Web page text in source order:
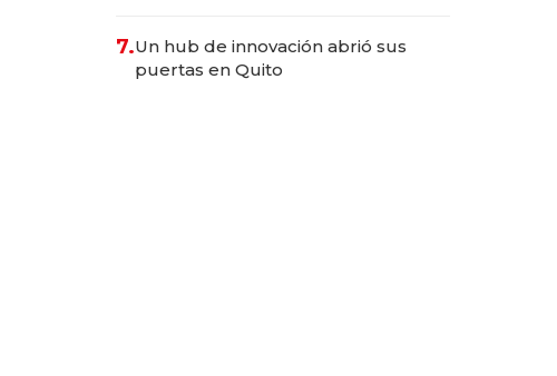
7.Un hub de innovación abrió sus
puertas en Quito